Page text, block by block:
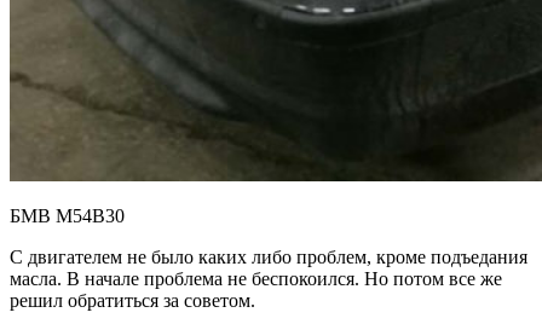
БМВ М54B30
С двигателем не было каких либо проблем, кроме подъедания
масла. В начале проблема не беспокоился. Но потом все же
решил обратиться за советом.